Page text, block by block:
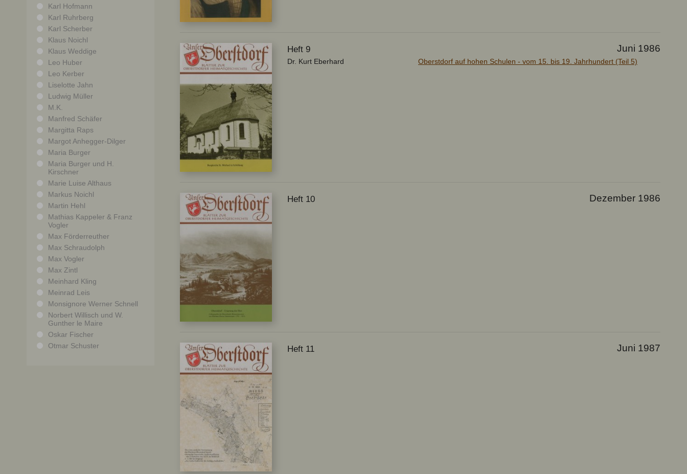
Karl Hofmann
Karl Ruhrberg
Karl Scherber
Klaus Noichl
Klaus Weddige
Leo Huber
Leo Kerber
Liselotte Jahn
Ludwig Müller
M.K.
Manfred Schäfer
Margitta Raps
Margot Anhegger-Dilger
Maria Burger
Maria Burger und H.
Kirschner
Marie Luise Althaus
Markus Noichl
Martin Hehl
Mathias Kappeler & Franz
Vogler
Max Förderreuther
Max Schraudolph
Max Vogler
Max Zintl
Meinhard Kling
Meinrad Leis
Monsignore Werner Schnell
Norbert Willisch und W.
Gunther le Maire
Oskar Fischer
Otmar Schuster
Heft 9 Juni 1986
Dr. Kurt Eberhard Oberstdorf auf hohen Schulen - vom 15. bis 19. Jahrhundert (Teil 5)
Heft 10 Dezember 1986
Heft 11 Juni 1987